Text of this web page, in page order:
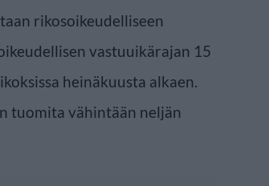
rikosoikeudelliseen
vastuuikärajan 15
heinäkuusta alkaen.
tuomita vähintään neljän